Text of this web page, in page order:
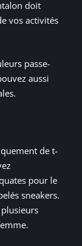
doit
vos activités
passe-
aussi
de t-
pour le
sneakers.